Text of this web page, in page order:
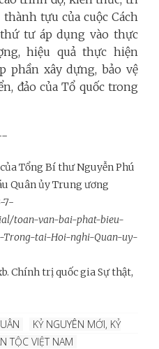
tựu của cuộc Cách
tư áp dụng vào thực
hiệu quả thực hiện
phần xây dựng, bảo vệ
đảo của Tổ quốc trong
Tổng Bí thư Nguyễn Phú
Quân ủy Trung ương
7-
toan-van-bai-phat-bieu-
Trong-tai-Hoi-nghi-Quan-uy-
Chính trị quốc gia Sự thật,
KỶ NGUYÊN MỚI, KỶ
TỘC VIỆT NAM